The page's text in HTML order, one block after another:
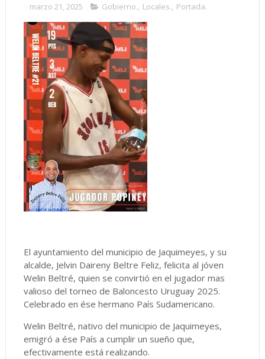
marzo 21, 2025 Gobierno., Locales., Portada.
El ayuntamiento del municipio de Jaquimeyes, y su
alcalde, Jelvin Daireny Beltre Feliz, felicita al jóven
Welin Beltré, quien se convirtió en el jugador mas
valioso del torneo de Baloncesto Uruguay 2025.
Celebrado en ése hermano País Sudamericano.
Welin Beltré, nativo del municipio de Jaquimeyes,
emigró a ése País a cumplir un sueño que,
efectivamente está realizando.